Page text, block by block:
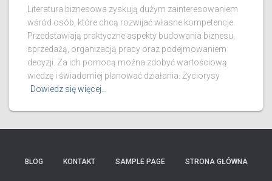
Literatura biznesowa zyskują dużym zainteresowaniem
wśród osób, które chcą rozwijać własne kompetencje.
Przedstawiają praktyczne aspekty budowania biznesu,
sprzedażą, organizacją pracy oraz podejmowaniem
decyzji. Za ich pomocą można zdobyć wartościową
wiedzę i świadomiej planować działania. Życiorysy
Dowiedz się więcej…
BLOG KONTAKT SAMPLE PAGE STRONA GŁÓWNA